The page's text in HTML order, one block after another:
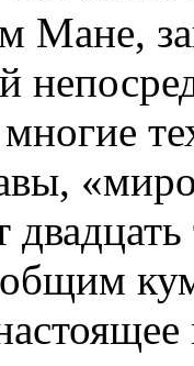
Мане,
общим